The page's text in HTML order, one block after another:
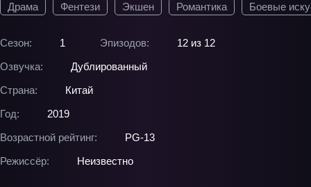
Драма Фентези Экшен Романтика Боевые
Сезон: 1 Эпизодов:
12 из 12
Озвучка:
Дублированный
Страна:
Китай
Год:
2019
Возрастной рейтинг:
PG-13
Режиссёр:
Неизвестно